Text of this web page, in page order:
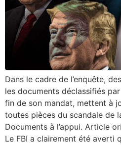
Dans le cadre de l’enquête,
les documents déclassifiés
fin de son mandat, mettent à
toutes pièces du scandale de
Documents à l’appui. Article
Le FBI a clairement été averti